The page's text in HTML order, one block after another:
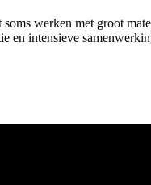
werken met groot
en intensieve